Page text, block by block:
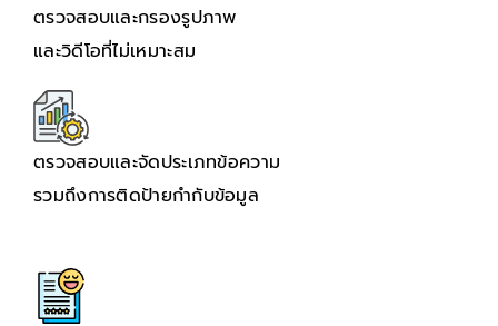
ตรวจสอบและกรองรูปภาพ
และวิดีโอที่ไม่เหมาะสม
ตรวจสอบและจัดประเภทข้อความ
รวมถึงการติดป้ายกำกับข้อมูล